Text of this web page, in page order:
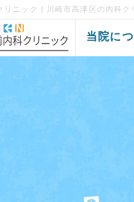
リニック | 川崎市高津区の内科ク
当院に